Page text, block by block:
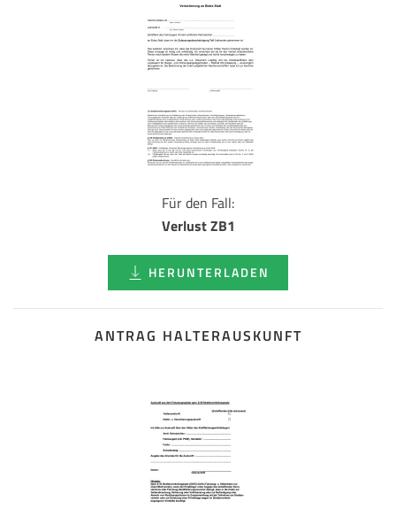
Für den Fall:
Verlust ZB1
HERUNTERLADEN
ANTRAG HALTERAUSKUNFT